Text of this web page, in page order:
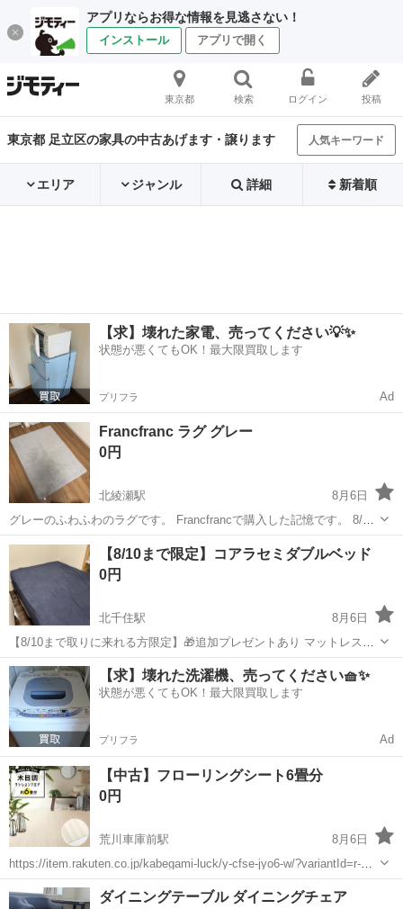
アプリならお得な情報を見逃さない！
インストール アプリで開く
東京都 検索 ログイン 投稿
東京都 足立区の家具の中古あげます・譲ります 人気キーワード
エリア ジャンル 詳細 新着順
【求】壊れた家電、売ってください💡✨
状態が悪くてもOK！最大限買取します
プリフラ Ad
Francfranc ラグ グレー
0円
北綾瀬駅
8月6日
グレーのふわふわのラグです。 Francfrancで購入した記憶です。 8/7
中までに引渡し可能な方お願いします。
東京 足立区 北綾瀬駅 カーペット/マット/ラグ
【8/10まで限定】コアラセミダブルベッド
0円
北千住駅
8月6日
【8/10まで取りに来れる方限定】🎁追加プレゼントあり マットレスの
サイズ変更に伴い、出品します！ ①コアラマットレス セミダブルサ
イズ ※シミがあるのでご理解頂ける方のみ ②セミダブルベッドフレー
ム ▼無印商品 ③ベッ...
東京 足立区 北千住駅 ベッド
【求】壊れた洗濯機、売ってください🧺✨
状態が悪くてもOK！最大限買取します
プリフラ Ad
【中古】フローリングシート6畳分
0円
荒川車庫前駅
8月6日
https://item.rakuten.co.jp/kabegami-luck/y-cfse-jyo6-w/?variantId=r-
sku00000034&s-id=ph_itemname_link_click_deta...
足立区 荒川車庫前駅 カーペット/マット/ラグ
ダイニングテーブル ダイニングチェア